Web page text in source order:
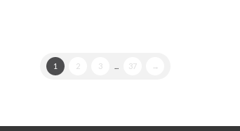
1 2 3 37 →